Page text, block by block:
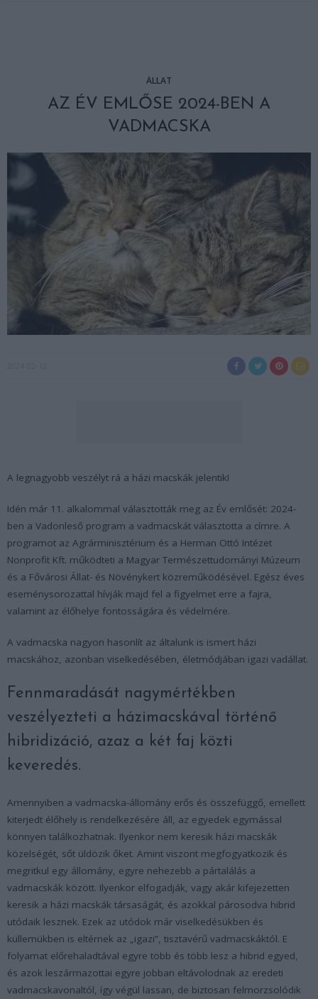
ÁLLAT
AZ ÉV EMLŐSE 2024-BEN A
VADMACSKA
A legnagyobb veszélyt rá a házi macskák jelentik!
Idén már 11. alkalommal választották meg az Év emlősét: 2024-
ben a Vadonleső program a vadmacskát választotta a címre. A
programot az Agrárminisztérium és a Herman Ottó Intézet
Nonprofit Kft. működteti a Magyar Természettudományi Múzeum
és a Fővárosi Állat- és Növénykert közreműködésével. Egész éves
eseménysorozattal hívják majd fel a figyelmet erre a fajra,
valamint az élőhelye fontosságára és védelmére.
A vadmacska nagyon hasonlít az általunk is ismert házi
macskához, azonban viselkedésében, életmódjában igazi vadállat.
Fennmaradását nagymértékben
veszélyezteti a házimacskával történő
hibridizáció, azaz a két faj közti
keveredés.
Amennyiben a vadmacska-állomány erős és összefüggő, emellett
kiterjedt élőhely is rendelkezésére áll, az egyedek egymással
könnyen találkozhatnak. Ilyenkor nem keresik házi macskák
közelségét, sőt üldözik őket. Amint viszont megfogyatkozik és
megritkul egy állomány, egyre nehezebb a pártalálás a
vadmacskák között. Ilyenkor elfogadják, vagy akár kifejezetten
keresik a házi macskák társaságát, és azokkal párosodva hibrid
utódaik lesznek. Ezek az utódok már viselkedésükben és
küllemükben is eltérnek az „igazi”, tisztavérű vadmacskáktól. E
folyamat előrehaladtával egyre több és több lesz a hibrid egyed,
és azok leszármazottai egyre jobban eltávolodnak az eredeti
vadmacskavonaltól, így végül lassan, de biztosan felmorzsolódik